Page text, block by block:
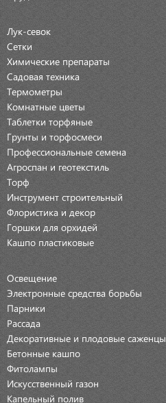
Лук-севок
Сетки
Химические препараты
Садовая техника
Термометры
Комнатные цветы
Таблетки торфяные
Грунты и торфосмеси
Профессиональные семена
Агроспан и геотекстиль
Торф
Инструмент строительный
Флористика и декор
Горшки для орхидей
Кашпо пластиковые
Освещение
Электронные средства борьбы
Парники
Рассада
Декоративные и плодовые саженцы
Бетонные кашпо
Фитолампы
Искусственный газон
Капельный полив